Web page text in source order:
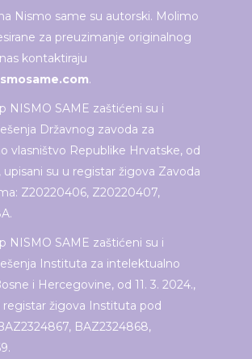
Nismo same su autorski. Molimo
za preuzimanje originalnog
kontaktiraju
.
NISMO SAME zaštićeni su i
Državnog zavoda za
vlasništvo Republike Hrvatske, od
upisani su u registar žigova Zavoda
Z20220406, Z20220407,
NISMO SAME zaštićeni su i
Instituta za intelektualno
i Hercegovine, od 11. 3. 2024.,
registar žigova Instituta pod
BAZ2324868,